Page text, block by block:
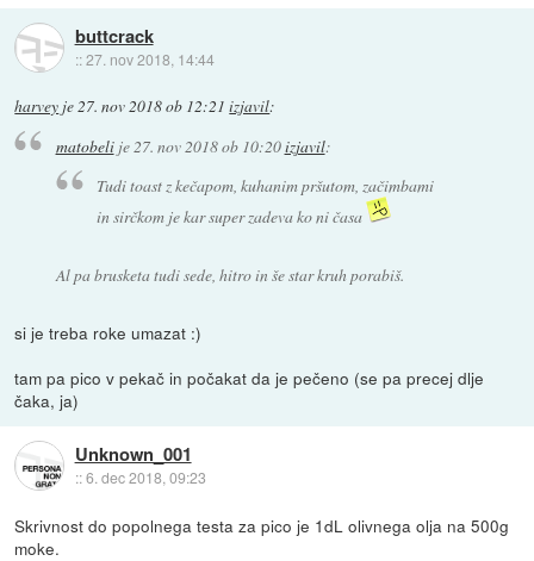
buttcrack
::27. nov 2018, 14:44
harvey je27. nov 2018 ob 12:21 izjavil:
matobelije27. nov 2018 ob 10:20izjavil:
Tudi toast z kečapom, kuhanim pršutom, začimbami
in sirčkom je kar super zadeva ko ni časa
Al pa brusketa tudi sede, hitro in še star kruh porabiš.
si je treba roke umazat :)
tam pa pico v pekač in počakat da je pečeno (se pa precej dlje
čaka, ja)
Unknown_001
::6. dec 2018, 09:23
Skrivnost do popolnega testa za pico je 1dL olivnega olja na 500g
moke.